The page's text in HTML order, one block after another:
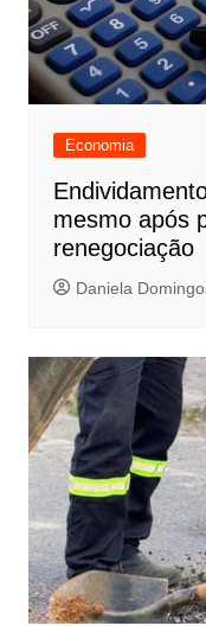
Economia
mesmo após
renegociação
Daniela